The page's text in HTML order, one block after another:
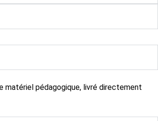
matériel pédagogique, livré directement